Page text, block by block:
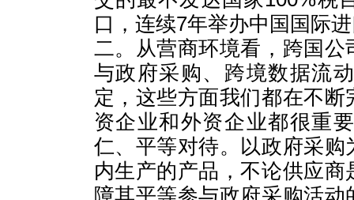
口，连续7年举办中国国际
二。从营商环境看，跨国
与政府采购、跨境数据流
定，这些方面我们都在不
资企业和外资企业都很重
仁、平等对待。以政府采
内生产的产品，不论供应
障其平等参与政府采购活